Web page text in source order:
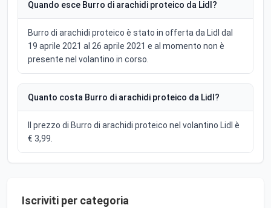
Quando esce Burro di arachidi proteico da Lidl?
Burro di arachidi proteico è stato in offerta da Lidl dal
19 aprile 2021 al 26 aprile 2021 e al momento non è
presente nel volantino in corso.
Quanto costa Burro di arachidi proteico da Lidl?
Il prezzo di Burro di arachidi proteico nel volantino Lidl è
€ 3,99.
Iscriviti per categoria